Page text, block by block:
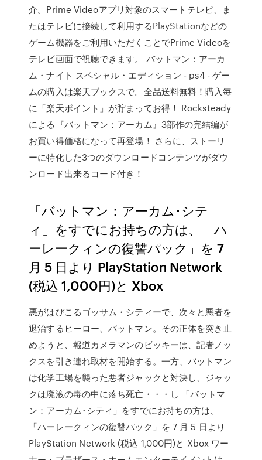
介。Prime Videoアプリ対象のスマートテレビ、ま
たはテレビに接続して利用するPlayStationなどの
ゲーム機器をご利用いただくことでPrime Videoを
テレビ画面で視聴できます。 バットマン：アーカ
ム・ナイト スペシャル・エディション - ps4 - ゲー
ムの購入は楽天ブックスで。全品送料無料！購入毎
に「楽天ポイント」が貯まってお得！ Rocksteady
による『バットマン：アーカム』3部作の完結編が
お買い得価格になって再登場！ さらに、ストーリ
ーに特化した3つのダウンロードコンテンツがダウ
ンロード出来るコード付き！
「バットマン：アーカム･シテ
ィ」をすでにお持ちの方は、「ハ
ーレークィンの復讐パック」を 7
月 5 日より PlayStation Network
(税込 1,000円)と Xbox
悪がはびこるゴッサム・シティーで、次々と悪者を
退治するヒーロー、バットマン。その正体を突き止
めようと、報道カメラマンのビッキーは、記者ノッ
クスを引き連れ取材を開始する。一方、バットマン
は化学工場を襲った悪者ジャックと対決し、ジャッ
クは廃液の毒の中に落ち死亡・・・し 「バットマ
ン：アーカム･シティ」をすでにお持ちの方は、
「ハーレークィンの復讐パック」を 7 月 5 日より
PlayStation Network (税込 1,000円)と Xbox ワー